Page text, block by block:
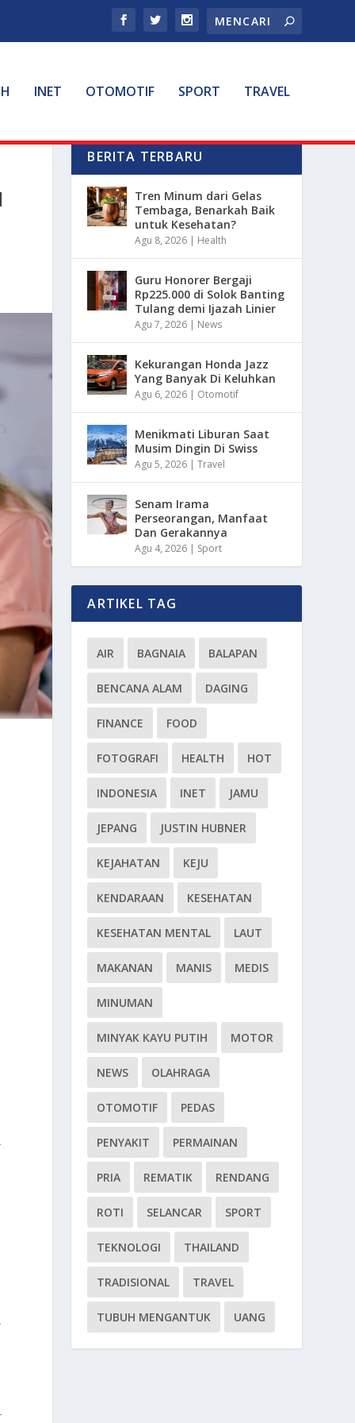
INET OTOMOTIF SPORT TRAVEL
BERITA TERBARU
Tren Minum dari Gelas
Tembaga, Benarkah Baik
untuk Kesehatan?
Agu 8, 2026 | Health
Guru Honorer Bergaji
Rp225.000 di Solok Banting
Tulang demi Ijazah Linier
Agu 7, 2026 | News
Kekurangan Honda Jazz
Yang Banyak Di Keluhkan
Agu 6, 2026 | Otomotif
Menikmati Liburan Saat
Musim Dingin Di Swiss
Agu 5, 2026 |Travel
Senam Irama
Perseorangan, Manfaat
Dan Gerakannya
Agu 4, 2026 | Sport
ARTIKEL TAG
AIR BAGNAIA BALAPAN
BENCANA ALAM DAGING
FINANCE FOOD
FOTOGRAFI HEALTH HOT
INDONESIA INET JAMU
JEPANG JUSTIN HUBNER
KEJAHATAN KEJU
KENDARAAN KESEHATAN
KESEHATAN MENTAL LAUT
MAKANAN MANIS MEDIS
MINUMAN
MINYAK KAYU PUTIH MOTOR
NEWS OLAHRAGA
OTOMOTIF PEDAS
PENYAKIT PERMAINAN
PRIA REMATIK RENDANG
ROTI SELANCAR SPORT
TEKNOLOGI THAILAND
TRADISIONAL TRAVEL
TUBUH MENGANTUK UANG